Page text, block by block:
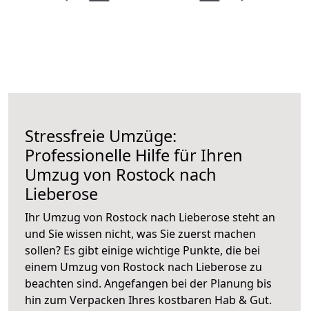
Stressfreie Umzüge:
Professionelle Hilfe für Ihren
Umzug von Rostock nach
Lieberose
Ihr Umzug von Rostock nach Lieberose steht an
und Sie wissen nicht, was Sie zuerst machen
sollen? Es gibt einige wichtige Punkte, die bei
einem Umzug von Rostock nach Lieberose zu
beachten sind. Angefangen bei der Planung bis
hin zum Verpacken Ihres kostbaren Hab & Gut.